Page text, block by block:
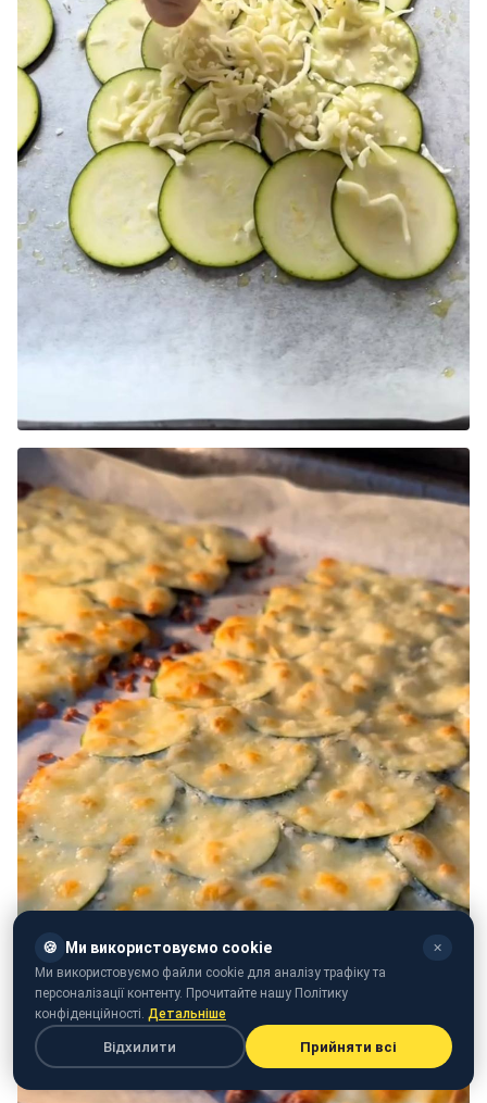
🍪 Ми використовуємо cookie ✕
Ми використовуємо файли cookie для аналізу трафіку та
персоналізації контенту. Прочитайте нашу Політику
конфіденційності. Детальніше
Відхилити Прийняти всі